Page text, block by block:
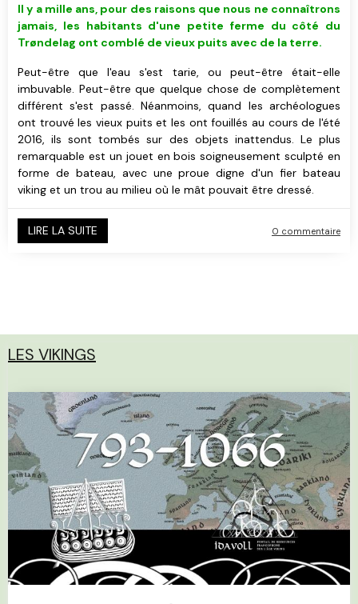
Il y a mille ans, pour des raisons que nous ne connaîtrons
jamais, les habitants d'une petite ferme du côté du
Trøndelag ont comblé de vieux puits avec de la terre.
Peut-être que l'eau s'est tarie, ou peut-être était-elle
imbuvable. Peut-être que quelque chose de complètement
différent s'est passé. Néanmoins, quand les archéologues
ont trouvé les vieux puits et les ont fouillés au cours de l'été
2016, ils sont tombés sur des objets inattendus. Le plus
remarquable est un jouet en bois soigneusement sculpté en
forme de bateau, avec une proue digne d'un fier bateau
viking et un trou au milieu où le mât pouvait être dressé.
LIRE LA SUITE 0 commentaire
LES VIKINGS